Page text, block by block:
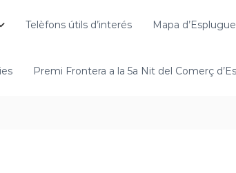
Telèfons útils d’interés Mapa
Premi Frontera a la 5a Nit del Comerç